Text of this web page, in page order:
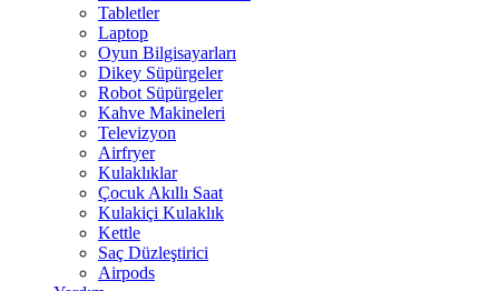
Tabletler
Laptop
Oyun Bilgisayarları
Dikey Süpürgeler
Robot Süpürgeler
Kahve Makineleri
Televizyon
Airfryer
Kulaklıklar
Çocuk Akıllı Saat
Kulakiçi Kulaklık
Kettle
Saç Düzleştirici
Airpods